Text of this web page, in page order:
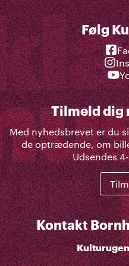
Følg
Tilmeld dig
Med nyhedsbrevet er du
de optrædende, om
Udsendes
Kontakt